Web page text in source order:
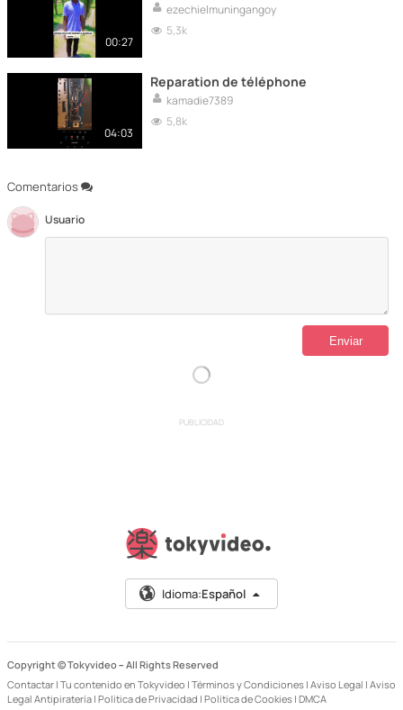
Comentarios
Usuario
00:27
ezechielmuningangoy
5,3k
04:03
Reparation de téléphone
kamadie7389
5,8k
PUBLICIDAD
Idioma:Español
Copyright © Tokyvideo – All Rights Reserved
Contactar | Tu contenido en Tokyvideo | Términos y Condiciones | Aviso Legal | Aviso
Legal Antipiratería | Política de Privacidad | Política de Cookies | DMCA